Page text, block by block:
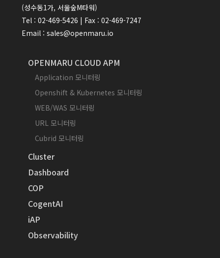
(성수동1가, 서울숲M타워)
Tel : 02-469-5426 | Fax : 02-469-7247
Email : sales@openmaru.io
OPENMARU CLOUD APM
Application 모니터링
Openshift & Kubernetes 모니터링
WEB/WAS 모니터링
URL 모니터링
Cubrid 모니터링
Cluster
Dashboard
COP
CogentAI
iAP
Observability